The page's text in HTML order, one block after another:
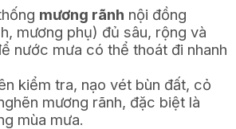
mương rãnh nội đồng
mương phụ) đủ sâu, rộng và
nước mưa có thể thoát đi nhanh
kiểm tra, nạo vét bùn đất, cỏ
mương rãnh, đặc biệt là
mùa mưa.